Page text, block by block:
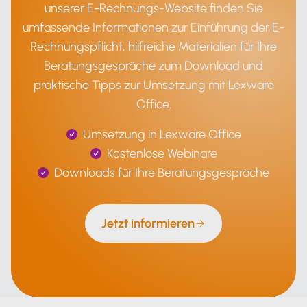
unserer E-Rechnungs-Website finden Sie
umfassende Informationen zur Einführung der E-
Rechnungspflicht, hilfreiche Materialien für Ihre
Beratungsgespräche zum Download und
praktische Tipps zur Umsetzung mit Lexware
Office.
Umsetzung in Lexware Office
Kostenlose Webinare
Downloads für Ihre Beratungsgespräche
Jetzt informieren